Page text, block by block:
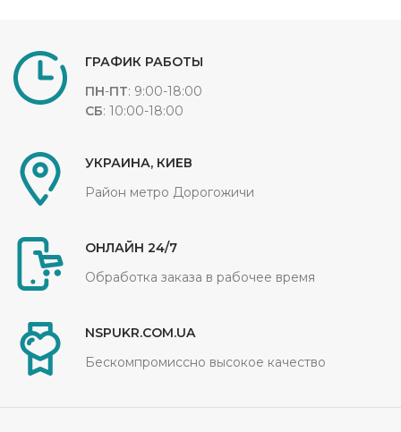
ГРАФИК РАБОТЫ
ПН-ПТ: 9:00-18:00
СБ: 10:00-18:00
УКРАИНА, КИЕВ
Район метро Дорогожичи
ОНЛАЙН 24/7
Обработка заказа в рабочее время
NSPUKR.COM.UA
Бескомпромиссно высокое качество